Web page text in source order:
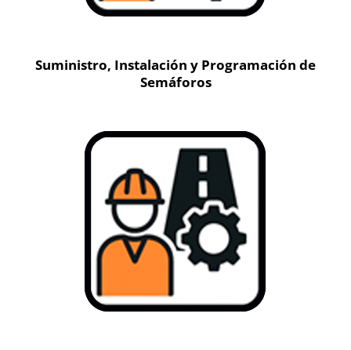
Suministro, Instalación y Programación de
Semáforos